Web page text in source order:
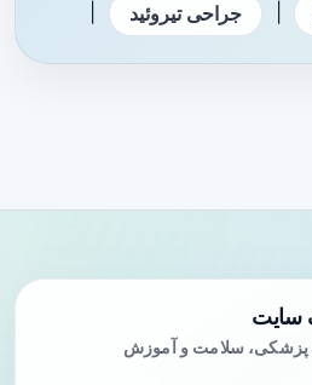
جراحی تیروئید
سایت
پزشکی، سلامت و آموزش